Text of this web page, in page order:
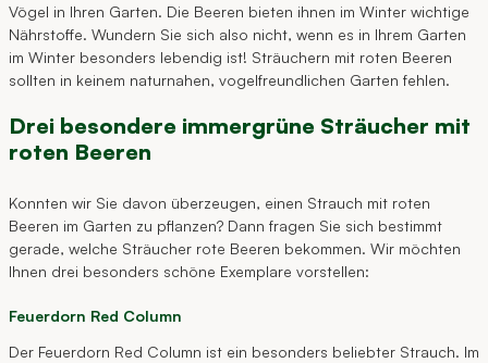
Vögel in Ihren Garten. Die Beeren bieten ihnen im Winter wichtige
Nährstoffe. Wundern Sie sich also nicht, wenn es in Ihrem Garten
im Winter besonders lebendig ist! Sträuchern mit roten Beeren
sollten in keinem naturnahen, vogelfreundlichen Garten fehlen.
Drei besondere immergrüne Sträucher mit
roten Beeren
Konnten wir Sie davon überzeugen, einen Strauch mit roten
Beeren im Garten zu pflanzen? Dann fragen Sie sich bestimmt
gerade, welche Sträucher rote Beeren bekommen. Wir möchten
Ihnen drei besonders schöne Exemplare vorstellen:
Feuerdorn Red Column
Der Feuerdorn Red Column ist ein besonders beliebter Strauch. Im